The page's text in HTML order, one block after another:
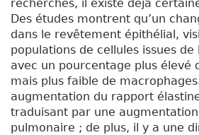
recherches, il existe déjà
Des études montrent qu’un
dans le revêtement épithélial,
populations de cellules issues
avec un pourcentage plus élevé
mais plus faible de
augmentation du rapport
traduisant par une
pulmonaire ; de plus, il y a une